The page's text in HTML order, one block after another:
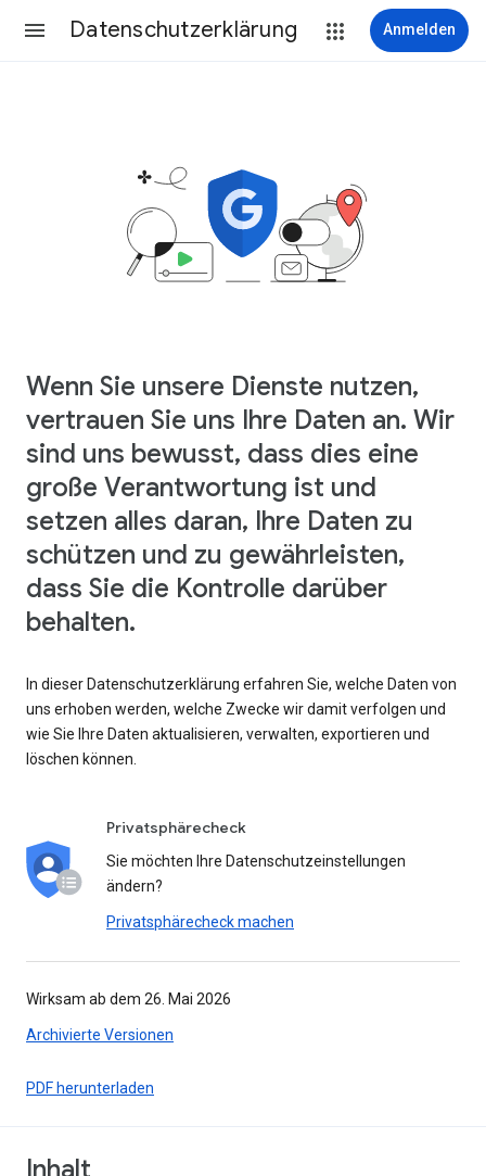
Datenschutzerklärung Anmelden
Wenn Sie unsere Dienste nutzen,
vertrauen Sie uns Ihre Daten an. Wir
sind uns bewusst, dass dies eine
große Verantwortung ist und
setzen alles daran, Ihre Daten zu
schützen und zu gewährleisten,
dass Sie die Kontrolle darüber
behalten.
In dieser Datenschutzerklärung erfahren Sie, welche Daten von
uns erhoben werden, welche Zwecke wir damit verfolgen und
wie Sie Ihre Daten aktualisieren, verwalten, exportieren und
löschen können.
Privatsphärecheck
Sie möchten Ihre Datenschutzeinstellungen
ändern?
Privatsphärecheck machen
Wirksam ab dem 26. Mai 2026
Archivierte Versionen
PDF herunterladen
Inhalt